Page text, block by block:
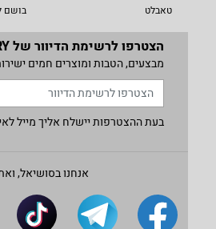
טאבלט
בושם
הצטרפו לרשימת הדיוור של IVORY
מבצעים, הטבות ומוצרים חמים
בעת ההצטרפות יישלח אליך מייל
אנחנו בסושיאל,